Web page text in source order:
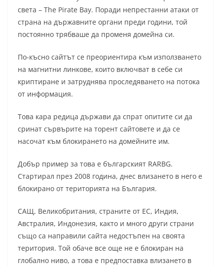
света – The Pirate Bay. Поради непрестанни атаки от
страна на държавните органи преди години, той
постоянно трябваше да променя домейна си.
По-късно сайтът се преориентира към използването
на магнитни линкове, които включват в себе си
криптиране и затруднява проследяването на потока
от информация.
Това кара редица държави да спрат опитите си да
сринат сървърите на торент сайтовете и да се
насочат към блокирането на домейните им.
Добър пример за това е българският RARBG.
Стартирал през 2008 година, днес влизането в него е
блокирано от територията на България.
САЩ, Великобритания, страните от ЕС, Индия,
Австралия, Индонезия, както и много други страни
също са направили сайта недостъпен на своята
територия. Той обаче все още не е блокиран на
глобално ниво, а това е предпоставка влизането в